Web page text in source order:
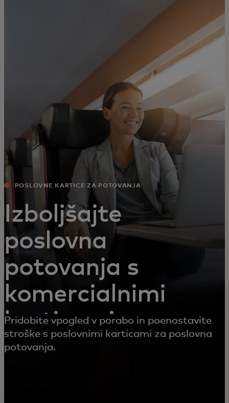
Za inovatorje
Novice in trendi
POSLOVNE KARTICE ZA POTOVANJA
Izboljšajte
poslovna
potovanja s
komercialnimi
karticami
Pridobite vpogled v porabo in poenostavite
stroške s poslovnimi karticami za poslovna
potovanja.